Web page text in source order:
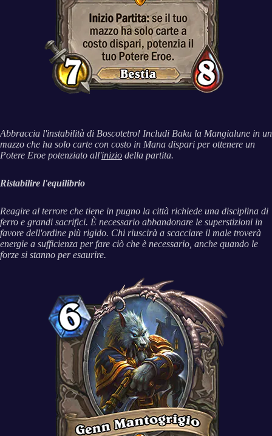
Abbraccia l'instabilità di Boscotetro! Includi Baku la Mangialune in un
mazzo che ha solo carte con costo in Mana dispari per ottenere un
Potere Eroe potenziato all'inizio della partita.
Ristabilire l'equilibrio
Reagire al terrore che tiene in pugno la città richiede una disciplina di
ferro e grandi sacrifici. È necessario abbandonare le superstizioni in
favore dell'ordine più rigido. Chi riuscirà a scacciare il male troverà
energie a sufficienza per fare ciò che è necessario, anche quando le
forze si stanno per esaurire.